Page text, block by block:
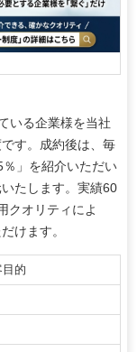
いる企業様を当社
す。成約後は、毎
」を紹介いただい
たします。実績60
クオリティによ
けます。
目的